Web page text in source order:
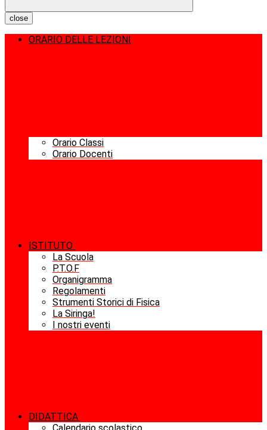
close
ORARIO DELLE LEZIONI
Orario Classi
Orario Docenti
ISTITUTO
La Scuola
P.T.O.F
Organigramma
Regolamenti
Strumenti Storici di Fisica
La Siringa!
I nostri eventi
DIDATTICA